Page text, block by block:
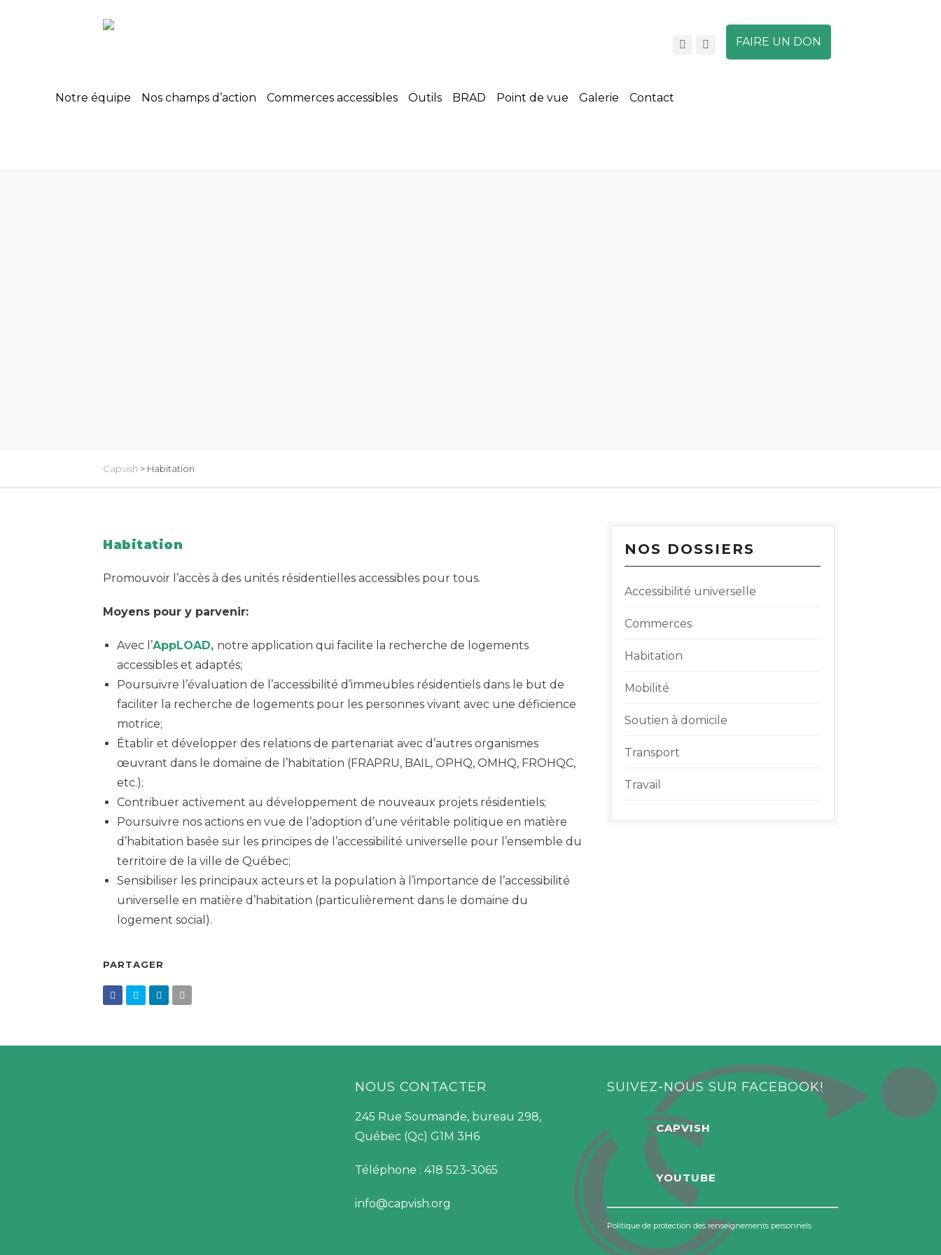
FAIRE UN DON
Notre équipe Nos champs d’action Commerces accessibles Outils BRAD Point de vue Galerie Contact
Capvish > Habitation
Habitation
Promouvoir l’accès à des unités résidentielles accessibles pour tous.
Moyens pour y parvenir:
Avec l’AppLOAD, notre application qui facilite la recherche de logements
accessibles et adaptés;
Poursuivre l’évaluation de l’accessibilité d’immeubles résidentiels dans le but de
faciliter la recherche de logements pour les personnes vivant avec une déficience
motrice;
Établir et développer des relations de partenariat avec d’autres organismes
œuvrant dans le domaine de l’habitation (FRAPRU, BAIL, OPHQ, OMHQ, FROHQC,
etc.);
Contribuer activement au développement de nouveaux projets résidentiels;
Poursuivre nos actions en vue de l’adoption d’une véritable politique en matière
d’habitation basée sur les principes de l’accessibilité universelle pour l’ensemble du
territoire de la ville de Québec;
Sensibiliser les principaux acteurs et la population à l’importance de l’accessibilité
universelle en matière d’habitation (particulièrement dans le domaine du
logement social).
PARTAGER
NOS DOSSIERS
Accessibilité universelle
Commerces
Habitation
Mobilité
Soutien à domicile
Transport
Travail
NOUS CONTACTER
245 Rue Soumande, bureau 298,
Québec (Qc) G1M 3H6
Téléphone : 418 523-3065
info@capvish.org
SUIVEZ-NOUS SUR FACEBOOK!
CAPVISH
YOUTUBE
Politique de protection des renseignements personnels